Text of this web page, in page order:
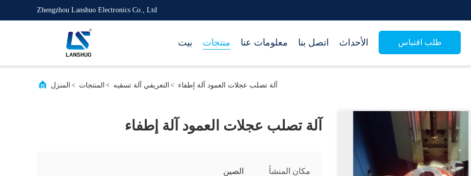
Zhengzhou Lanshuo Electronics Co., Ltd
بيت منتجات معلومات عنا اتصل بنا الأحداث طلب اقتباس
المنزل > المنتجات > التعريفي آلة تسقيه > آلة تصلب عجلات العمود آلة إطفاء
آلة تصلب عجلات العمود آلة إطفاء
مكان المنشأ الصين